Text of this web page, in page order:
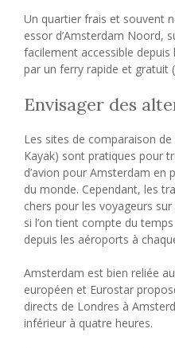
Un quartier frais et souvent
essor d’Amsterdam Noord,
facilement accessible depuis
par un ferry rapide et gratuit
Envisager des
Les sites de comparaison
Kayak) sont pratiques pour
d’avion pour Amsterdam en
du monde. Cependant, les
chers pour les voyageurs
si l’on tient compte du
depuis les aéroports à
Amsterdam est bien reliée
européen et Eurostar
directs de Londres à
inférieur à quatre heures.